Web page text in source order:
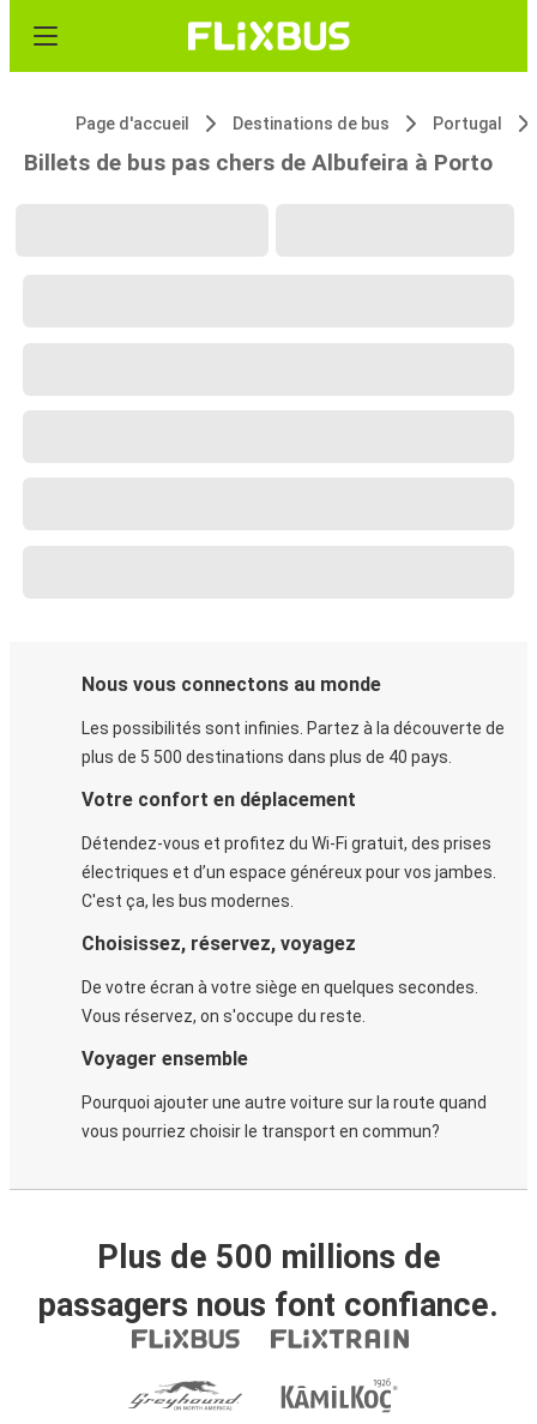
Page d'accueil Destinations de bus Portugal
Billets de bus pas chers de Albufeira à Porto
Nous vous connectons au monde
Les possibilités sont infinies. Partez à la découverte de
plus de 5 500 destinations dans plus de 40 pays.
Votre confort en déplacement
Détendez-vous et profitez du Wi-Fi gratuit, des prises
électriques et d’un espace généreux pour vos jambes.
C'est ça, les bus modernes.
Choisissez, réservez, voyagez
De votre écran à votre siège en quelques secondes.
Vous réservez, on s'occupe du reste.
Voyager ensemble
Pourquoi ajouter une autre voiture sur la route quand
vous pourriez choisir le transport en commun?
Plus de 500 millions de
passagers nous font confiance.